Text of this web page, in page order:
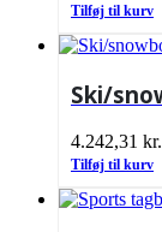
Tilføj til kurv
Ski/
4.242,31 kr.
Tilføj til kurv